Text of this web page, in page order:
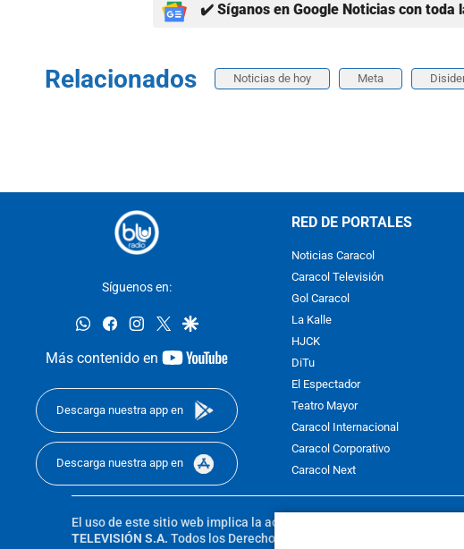
✔️ Síganos en Google Noticias con toda
Relacionados Noticias de hoy Meta
Síguenos en:
whatsappfacebookinstagram
twittergoogle
Más contenido en
youtube-
Descarga nuestra app en
Descarga nuestra app en
RED DE PORTALES
Noticias Caracol
Caracol Televisión
Gol Caracol
La Kalle
HJCK
DiTu
El Espectador
Teatro Mayor
Caracol Internacional
Caracol Corporativo
Caracol Next
El uso de este sitio web implica la aceptación de los
TELEVISIÓN S.A. Todos los Derechos Reservados D.R.A. Prohibida